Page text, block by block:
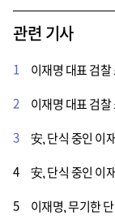
관련 기사
1
이재명 대표 검
2
이재명 대표 검
3
4
5
이재명, 무기한